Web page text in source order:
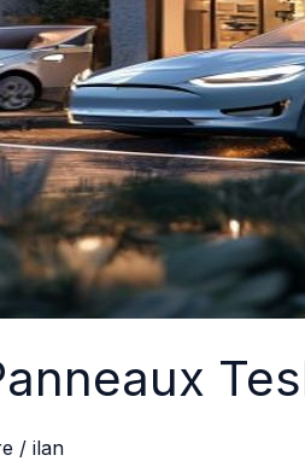
/ ilan